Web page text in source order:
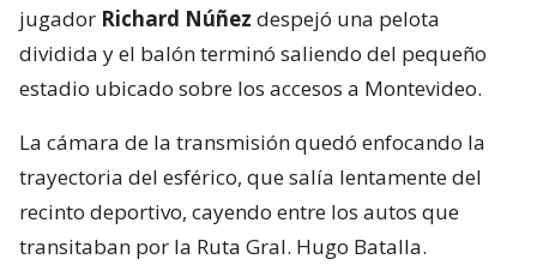
jugador Richard Núñez despejó una pelota
dividida y el balón terminó saliendo del pequeño
estadio ubicado sobre los accesos a Montevideo.
La cámara de la transmisión quedó enfocando la
trayectoria del esférico, que salía lentamente del
recinto deportivo, cayendo entre los autos que
transitaban por la Ruta Gral. Hugo Batalla.